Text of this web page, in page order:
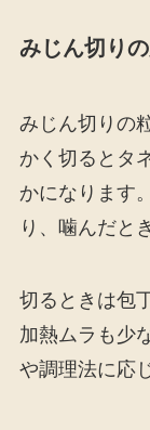
みじん切り
みじん切りの
かく切るとタ
かになります
り、噛んだと
切るときは包
加熱ムラも少
や調理法に応